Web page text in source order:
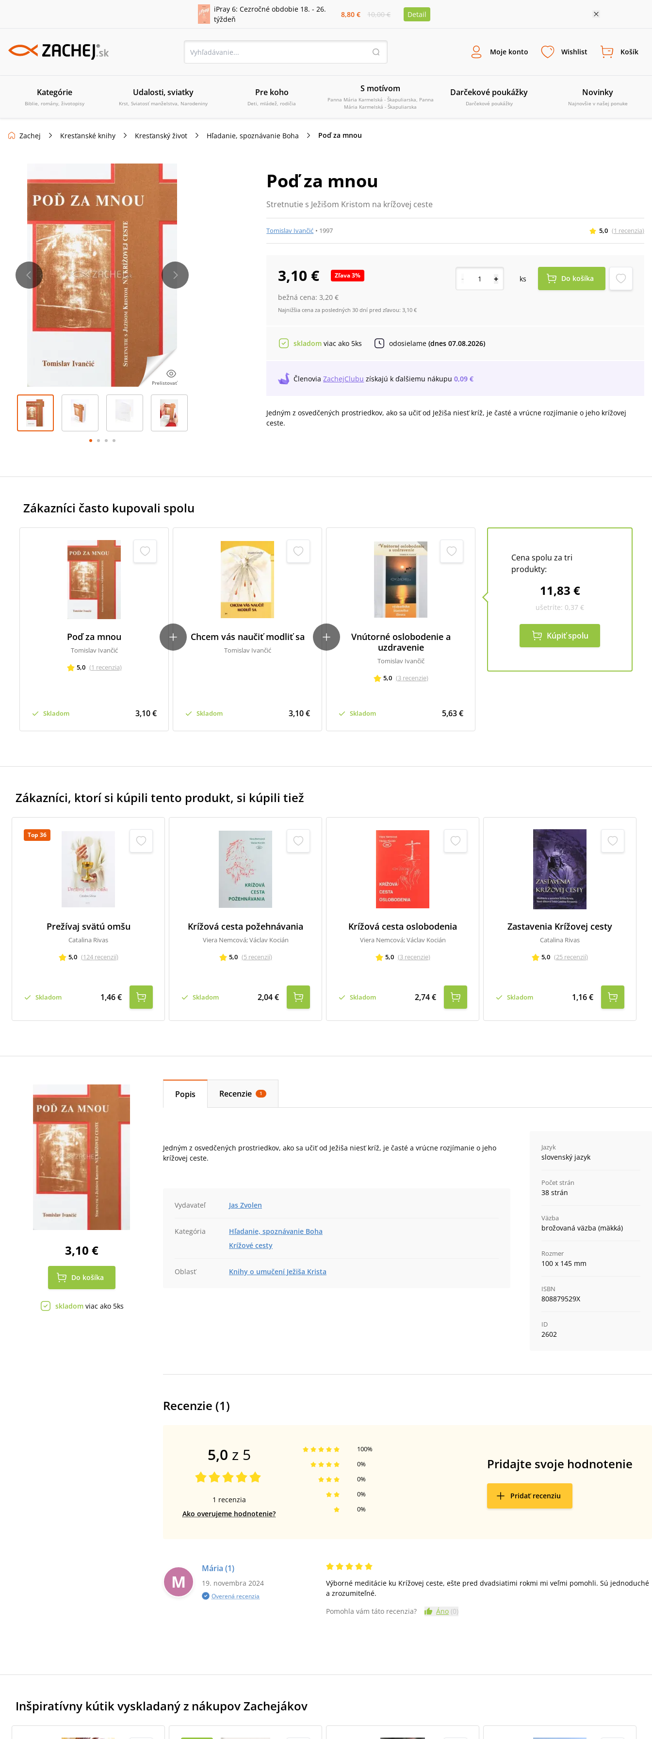
iPray 6: Cezročné obdobie 18. - 26.
týždeň
8,80 € 10,00 € Detail
Moje konto Wishlist Košík
Kategórie
Biblie, romány, životopisy
Udalosti, sviatky
Krst, Sviatosť manželstva, Narodeniny
Pre koho
Deti, mládež, rodičia
S motívom
Panna Mária Karmelská - Škapuliarska, Panna
Mária Karmelská - Škapuliarska
Darčekové poukážky
Darčekové poukážky
Novinky
Najnovšie v našej ponuke
Zachej Kresťanské knihy Kresťanský život Hľadanie, spoznávanie Boha Poď za mnou
Prelistovať
Poď za mnou
Stretnutie s Ježišom Kristom na krížovej ceste
Tomislav Ivančić • 1997 5,0 (1 recenzia)
3,10 € Zľava3%
bežná cena:3,20 €
Najnižšia cena za posledných 30 dní pred zľavou: 3,10 €
- + ks Do košíka
skladom viac ako 5ks odosielame(dnes 07.08.2026)
Členovia ZachejClubu získajú k ďalšiemu nákupu 0,09 €
Jedným z osvedčených prostriedkov, ako sa učiť od Ježiša niesť kríž, je časté a vrúcne rozjímanie o jeho krížovej
ceste.
Zákazníci často kupovali spolu
Poď za mnou
Tomislav Ivančić
5,0 (1 recenzia)
Skladom 3,10 €
Chcem vás naučiť modliť sa
Tomislav Ivančić
Skladom 3,10 €
Vnútorné oslobodenie a
uzdravenie
Tomislav Ivančič
5,0 (3 recenzie)
Skladom 5,63 €
Cena spolu za tri
produkty:
11,83 €
ušetríte: 0,37 €
Kúpiť spolu
Zákazníci, ktorí si kúpili tento produkt, si kúpili tiež
Top 36
Prežívaj svätú omšu
Catalina Rivas
5,0 (124 recenzií)
Skladom 1,46 €
Krížová cesta požehnávania
Viera Nemcová; Václav Kocián
5,0 (5 recenzií)
Skladom 2,04 €
Krížová cesta oslobodenia
Viera Nemcová; Václav Kocián
5,0 (3 recenzie)
Skladom 2,74 €
Zastavenia Krížovej cesty
Catalina Rivas
5,0 (25 recenzií)
Skladom 1,16 €
3,10 €
Do košíka
skladom viac ako 5ks
Popis Recenzie 1
Jedným z osvedčených prostriedkov, ako sa učiť od Ježiša niesť kríž, je časté a vrúcne rozjímanie o jeho
krížovej ceste.
Vydavateľ Jas Zvolen
Kategória
Hľadanie, spoznávanie Boha
Krížové cesty
Oblasť Knihy o umučení Ježiša Krista
Jazyk
slovenský jazyk
Počet strán
38 strán
Väzba
brožovaná väzba (mäkká)
Rozmer
100 x 145 mm
ISBN
808879529X
ID
2602
Recenzie (1)
5,0 z 5
1 recenzia
Ako overujeme hodnotenie?
0%
0%
0%
0%
100%
Pridajte svoje hodnotenie
Pridať recenziu
M
Mária (1)
19. novembra 2024
Overená recenzia
Výborné meditácie ku Krížovej ceste, ešte pred dvadsiatimi rokmi mi veľmi pomohli. Sú jednoduché
a zrozumiteľné.
Pomohla vám táto recenzia?
Áno (0)
Inšpiratívny kútik vyskladaný z nákupov Zachejákov